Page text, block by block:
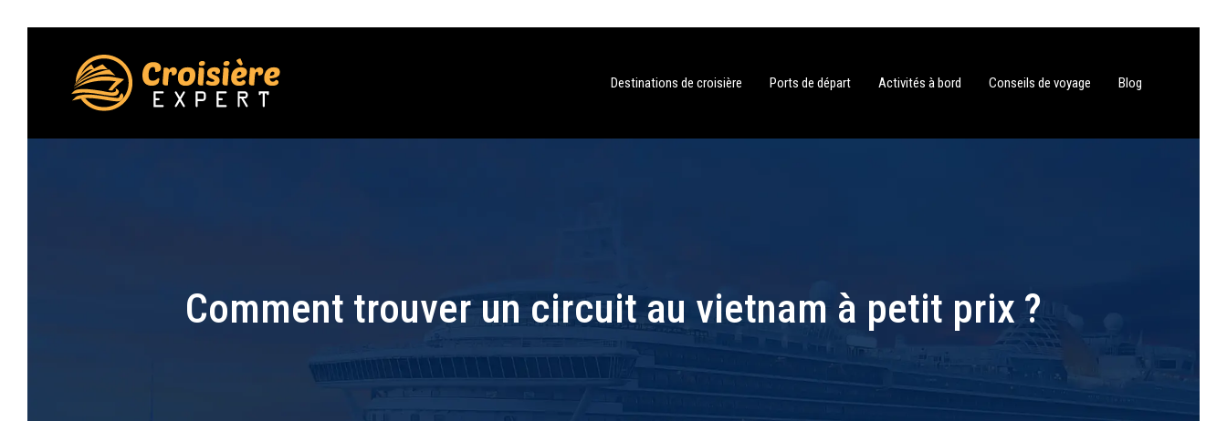
Destinations de croisière Ports de départ Activités à bord Conseils de voyage Blog
Comment trouver un circuit au vietnam à petit prix ?